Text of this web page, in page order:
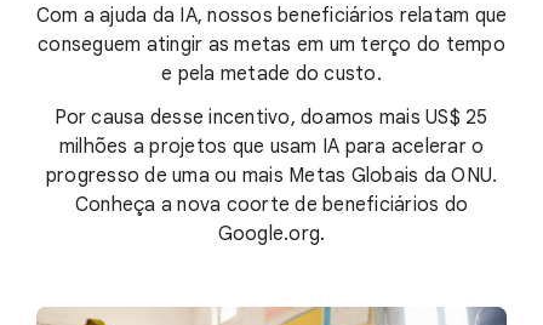
Com a ajuda da IA, nossos beneficiários relatam que
conseguem atingir as metas em um terço do tempo
e pela metade do custo.
Por causa desse incentivo, doamos mais US$ 25
milhões a projetos que usam IA para acelerar o
progresso de uma ou mais Metas Globais da ONU.
Conheça a nova coorte de beneficiários do
Google.org.